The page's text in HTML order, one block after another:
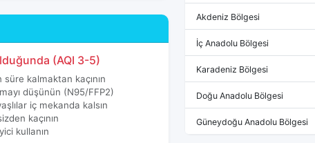
(AQI 3-5)
süre kalmaktan kaçının
düşünün (N95/FFP2)
iç mekanda kalsın
kaçının
kullanın
Akdeniz Bölgesi
İç Anadolu Bölgesi
Karadeniz Bölgesi
Doğu Anadolu Bölgesi
Güneydoğu Anadolu Bölgesi